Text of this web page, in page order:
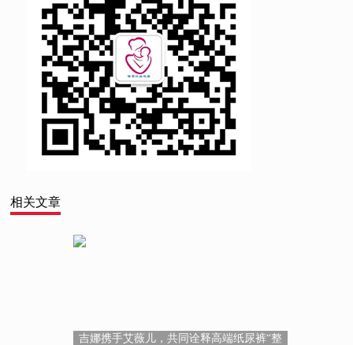
相关文章
吉娜携手艾薇儿，共同诠释高端纸尿裤“整